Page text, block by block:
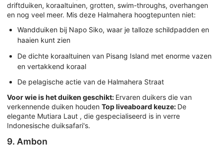
driftduiken, koraaltuinen, grotten, swim-throughs, overhangen
en nog veel meer. Mis deze Halmahera hoogtepunten niet:
Wandduiken bij Napo Siko, waar je talloze schildpadden en
haaien kunt zien
De dichte koraaltuinen van Pisang Island met enorme vazen
en vertakkend koraal
De pelagische actie van de Halmahera Straat
Voor wie is het duiken geschikt: Ervaren duikers die van
verkennende duiken houden Top liveaboard keuze: De
elegante Mutiara Laut , die gespecialiseerd is in verre
Indonesische duiksafari's.
9. Ambon